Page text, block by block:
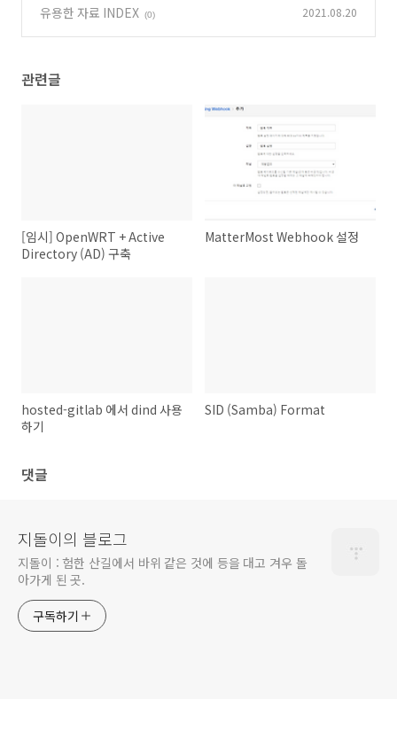
유용한 자료 INDEX (0) 2021.08.20
관련글
[임시] OpenWRT + Active
Directory (AD) 구축
MatterMost Webhook 설정
hosted-gitlab 에서 dind 사용
하기
SID (Samba) Format
댓글
지돌이의 블로그
지돌이 : 험한 산길에서 바위 같은 것에 등을 대고 겨우 돌
아가게 된 곳.
구독하기